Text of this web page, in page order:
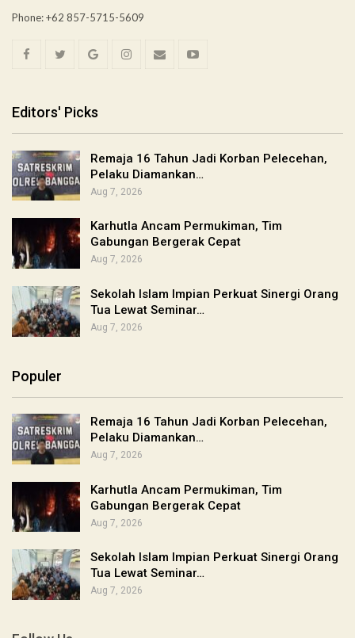
Phone: +62 857-5715-5609
Editors' Picks
Remaja 16 Tahun Jadi Korban Pelecehan,
Pelaku Diamankan…
Aug 7, 2026
Karhutla Ancam Permukiman, Tim
Gabungan Bergerak Cepat
Aug 7, 2026
Sekolah Islam Impian Perkuat Sinergi Orang
Tua Lewat Seminar…
Aug 7, 2026
Populer
Remaja 16 Tahun Jadi Korban Pelecehan,
Pelaku Diamankan…
Aug 7, 2026
Karhutla Ancam Permukiman, Tim
Gabungan Bergerak Cepat
Aug 7, 2026
Sekolah Islam Impian Perkuat Sinergi Orang
Tua Lewat Seminar…
Aug 7, 2026